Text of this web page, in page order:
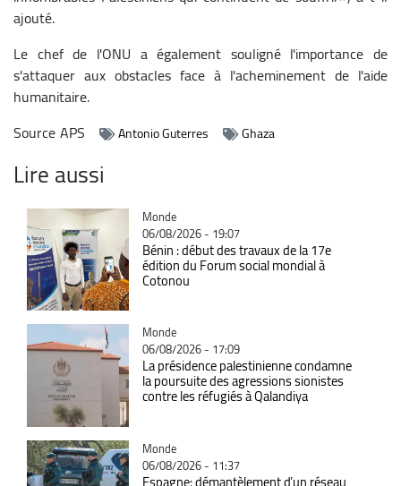
ajouté.
Le chef de l'ONU a également souligné l'importance de
s'attaquer aux obstacles face à l'acheminement de l'aide
humanitaire.
SourceAPS Antonio Guterres Ghaza
Lire aussi
Catégorie
Monde
06/08/2026 - 19:07
Bénin : début des travaux de la 17e
édition du Forum social mondial à
Cotonou
Catégorie
Monde
06/08/2026 - 17:09
La présidence palestinienne condamne
la poursuite des agressions sionistes
contre les réfugiés à Qalandiya
Catégorie
Monde
06/08/2026 - 11:37